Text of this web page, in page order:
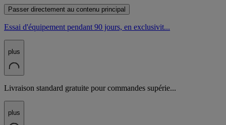
Passer directement au contenu principal
Essai d'équipement pendant 90 jours, en exclusivit...
plus
Livraison standard gratuite pour commandes supérie...
plus